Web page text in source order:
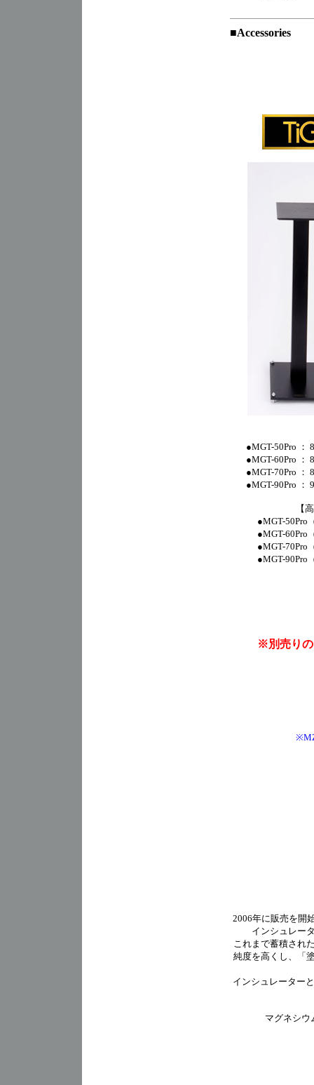
■Accessories
●MGT-50Pro ：
●MGT-60Pro ：
●MGT-70Pro ：
●MGT-90Pro ：
【
●MGT-50Pro
●MGT-60Pro
●MGT-70Pro
●MGT-90Pro
※別売りの
2006年に販売を開
インシュレー
これまで蓄積され
純度を高くし、「
インシュレーター
マグネシウ